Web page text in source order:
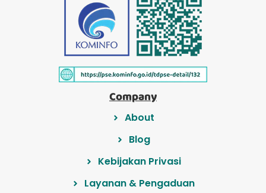
Company
About
Blog
Kebijakan Privasi
Layanan & Pengaduan